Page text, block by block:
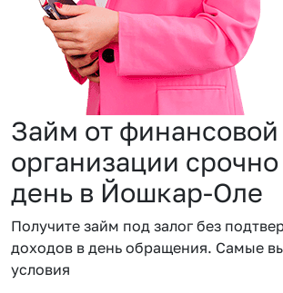
Займ от финансовой
организации срочно
день в Йошкар-Оле
Получите займ под залог без
доходов в день обращения. Самые
условия